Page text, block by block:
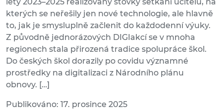
lety 2023–2025 realizovány stovky setkání učitelů, na
kterých se neřešily jen nové technologie, ale hlavně
to, jak je smysluplně začlenit do každodenní výuky.
Z původně jednorázových DIGIakcí se v mnoha
regionech stala přirozená tradice spolupráce škol.
Do českých škol dorazily po covidu významné
prostředky na digitalizaci z Národního plánu
obnovy. […]
Publikováno: 17. prosince 2025